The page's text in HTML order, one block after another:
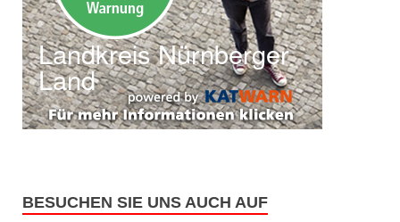
BESUCHEN SIE UNS AUCH AUF